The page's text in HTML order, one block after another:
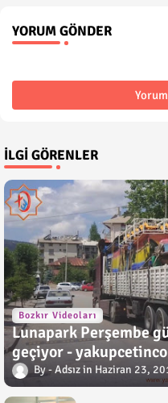
YORUM GÖNDER
İLGI GÖRENLER
Bozkır Videoları
Lunapark Perşembe
geçiyor -
Adsız Haziran 23,